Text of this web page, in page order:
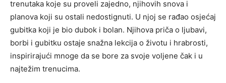
trenutaka koje su proveli zajedno, njihovih snova i
planova koji su ostali nedostignuti. U njoj se rađao osjećaj
gubitka koji je bio dubok i bolan. Njihova priča o ljubavi,
borbi i gubitku ostaje snažna lekcija o životu i hrabrosti,
inspirirajući mnoge da se bore za svoje voljene čak i u
najtežim trenucima.